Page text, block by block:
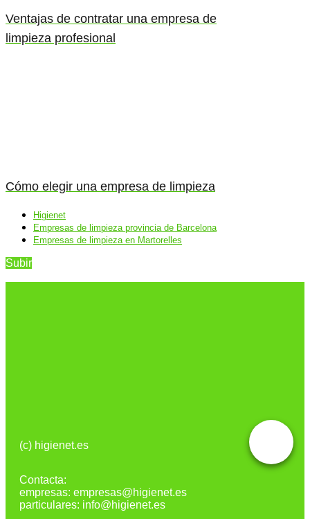
Ventajas de contratar una empresa de
limpieza profesional
Cómo elegir una empresa de limpieza
Higienet
Empresas de limpieza provincia de Barcelona
Empresas de limpieza en Martorelles
Subir
(c) higienet.es
Contacta:
empresas: empresas@higienet.es
particulares: info@higienet.es